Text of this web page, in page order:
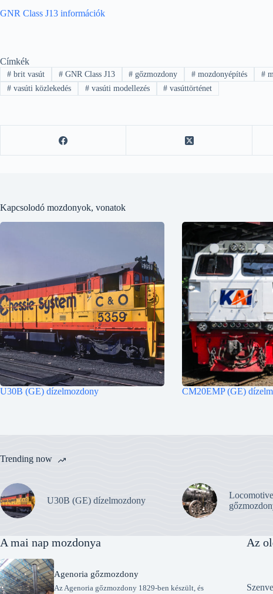
GNR Class J13 információk
Címkék
#brit vasút #GNR Class J13 # gőzmozdony # mozdonyépítés #
#vasúti közlekedés #vasúti modellezés # vasúttörténet
Kapcsolodó mozdonyok, vonatok
U30B (GE) dízelmozdony CM20EMP (GE)
Trending now
U30B (GE) dízelmozdony
A mai nap mozdonya
Agenoria gőzmozdony
Az Agenoria gőzmozdony 1829-ben készült, és
Az